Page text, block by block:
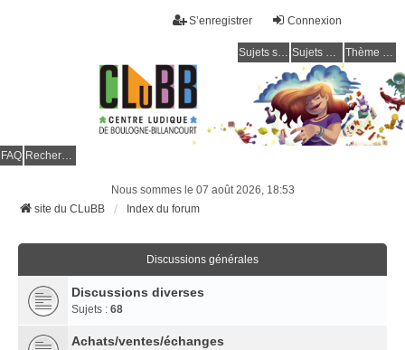
Connexion
S’enregistrer
Sujets sans réponse Sujets actifs Thème clair / foncé
FAQ Rechercher
Nous sommes le 07 août 2026, 18:53
site du CLuBB
Index du forum
Discussions générales
Discussions diverses
Sujets : 68
Achats/ventes/échanges